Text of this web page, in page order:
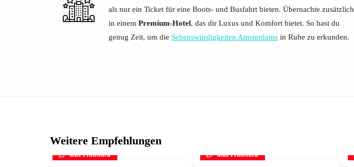
als nur ein Ticket für eine Boots- und Busfahrt bieten. Übernachte zusätzlich
in einem Premium-Hotel, das dir Luxus und Komfort bietet. So hast du
genug Zeit, um die Sehenswürdigkeiten Amsterdams in Ruhe zu erkunden.
Weitere Empfehlungen
inkl. Frühstück inkl. Frühstück